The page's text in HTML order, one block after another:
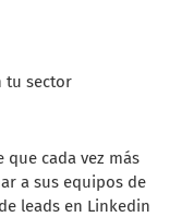
tu sector
que cada vez más
a sus equipos de
leads en Linkedin